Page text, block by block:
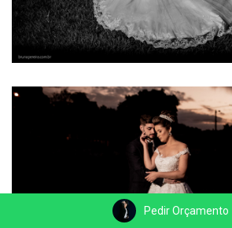
Pedir Orçamento